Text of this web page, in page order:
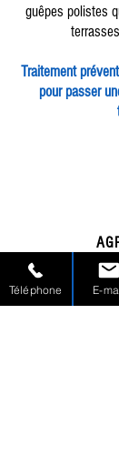
guêpes polistes
Traitement
pour passer
Tous nos
Téléphone E-